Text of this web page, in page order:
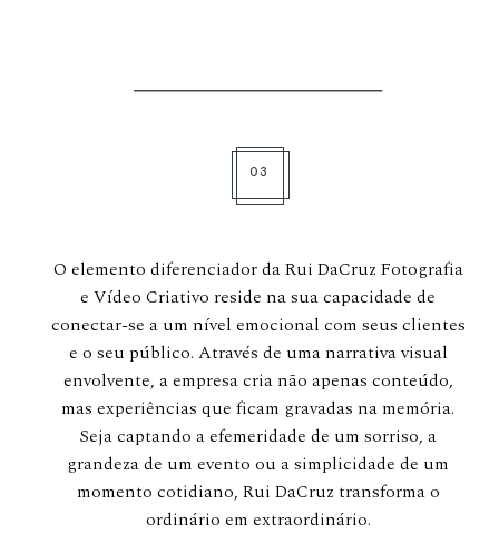
03
O elemento diferenciador da Rui DaCruz Fotografia
e Vídeo Criativo reside na sua capacidade de
conectar-se a um nível emocional com seus clientes
e o seu público. Através de uma narrativa visual
envolvente, a empresa cria não apenas conteúdo,
mas experiências que ficam gravadas na memória.
Seja captando a efemeridade de um sorriso, a
grandeza de um evento ou a simplicidade de um
momento cotidiano, Rui DaCruz transforma o
ordinário em extraordinário.